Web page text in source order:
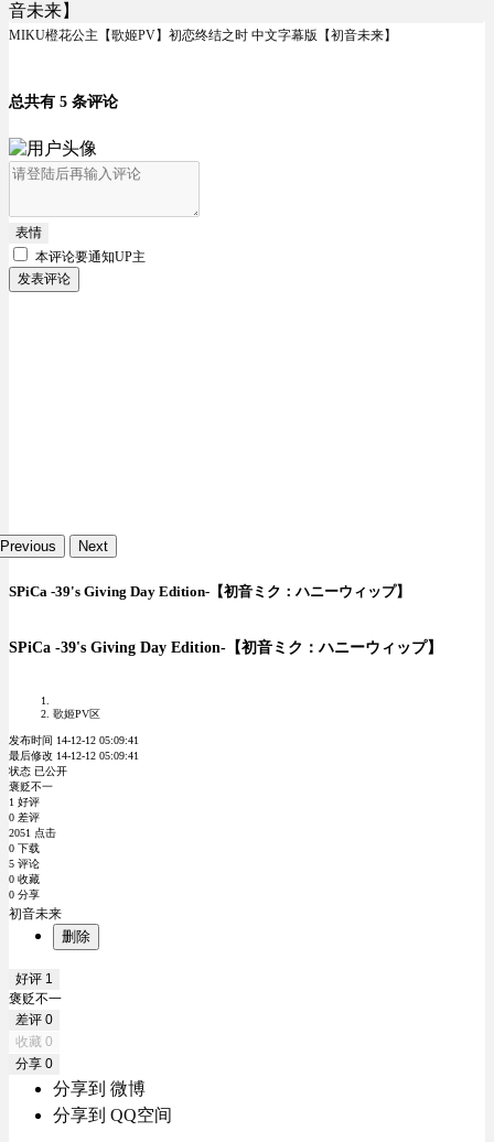
MIKU橙花公主【歌姬PV】初恋终结之时 中文字幕版【初音未来】
总共有 5 条评论
表情
本评论要通知UP主
发表评论
Previous Next
SPiCa -39's Giving Day Edition-【初音ミク：ハニーウィップ】
SPiCa -39's Giving Day Edition-【初音ミク：ハニーウィップ】
歌姬PV区
发布时间 14-12-12 05:09:41
最后修改 14-12-12 05:09:41
状态 已公开
褒贬不一
1 好评
0 差评
2051 点击
0 下载
5 评论
0 收藏
0 分享
初音未来
删除
好评 1
褒贬不一
差评 0
收藏 0
分享 0
分享到 微博
分享到 QQ空间